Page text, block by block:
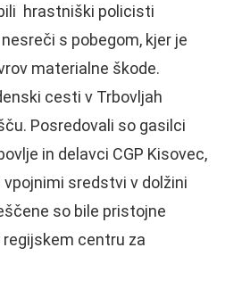
hrastniški policisti
s pobegom, kjer je
materialne škode.
cesti v Trbovljah
Posredovali so gasilci
in delavci CGP Kisovec,
sredstvi v dolžini
so bile pristojne
centru za